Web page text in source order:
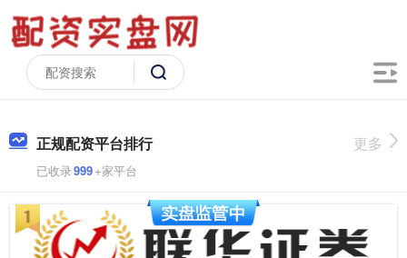
正规配资平台排行
已收录999+家平台
更多